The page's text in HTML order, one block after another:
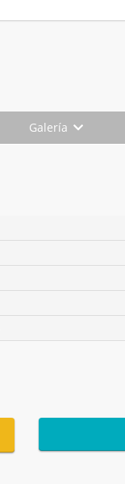
Galería